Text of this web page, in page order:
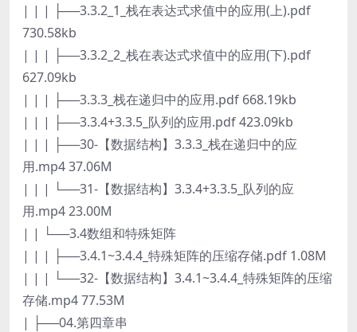
| | | ├──3.3.2_1_栈在表达式求值中的应用(上).pdf
730.58kb
| | | ├──3.3.2_2_栈在表达式求值中的应用(下).pdf
627.09kb
| | | ├──3.3.3_栈在递归中的应用.pdf 668.19kb
| | | ├──3.3.4+3.3.5_队列的应用.pdf 423.09kb
| | | ├──30-【数据结构】3.3.3_栈在递归中的应
用.mp4 37.06M
| | | └──31-【数据结构】3.3.4+3.3.5_队列的应
用.mp4 23.00M
| | └──3.4数组和特殊矩阵
| | | ├──3.4.1~3.4.4_特殊矩阵的压缩存储.pdf 1.08M
| | | └──32-【数据结构】3.4.1~3.4.4_特殊矩阵的压缩
存储.mp4 77.53M
| ├──04.第四章串